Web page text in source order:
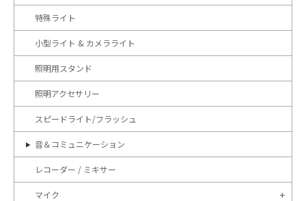
特殊ライト
小型ライト & カメラライト
照明用スタンド
照明アクセサリー
スピードライト/フラッシュ
音＆コミュニケーション
レコーダー / ミキサー
マイク